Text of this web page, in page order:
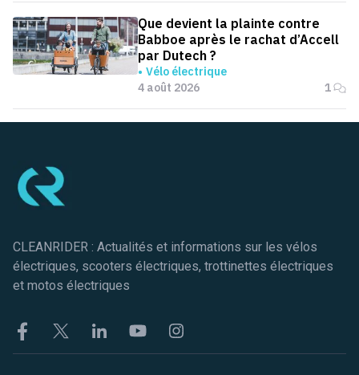
Que devient la plainte contre
Babboe après le rachat d’Accell
par Dutech ?
Vélo électrique
4 août 2026
1
CLEANRIDER : Actualités et informations sur les vélos
électriques, scooters électriques, trottinettes électriques
et motos électriques
FacebookTwitter LinkekinYoutubeInstagram